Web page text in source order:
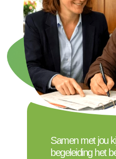
Samen met jou
begeleiding het